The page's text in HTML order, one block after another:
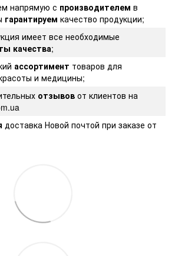
напрямую с производителем в
гарантируем качество продукции;
имеет все необходимые
качества;
ассортимент товаров для
и медицины;
отзывов от клиентов на
доставка Новой почтой при заказе от